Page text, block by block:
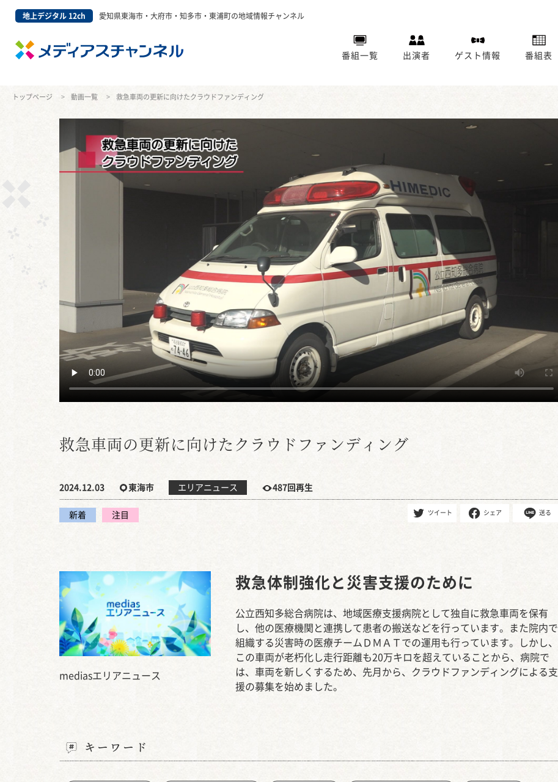
地上デジタル 12ch 愛知県東海市・大府市・知多市・東浦町の地域情報チャンネル
番組一覧 出演者 ゲスト情報 番組表
トップページ 動画一覧 救急車両の更新に向けたクラウドファンディング
救急車両の更新に向けたクラウドファンディング
2024.12.03 東海市 エリアニュース 487回再生
新着 注目 ツイート シェア 送る
mediasエリアニュース
救急体制強化と災害支援のために
公立西知多総合病院は、地域医療支援病院として独自に救急車両を保有
し、他の医療機関と連携して患者の搬送などを行っています。また院内で
組織する災害時の医療チームＤＭＡＴでの運用も行っています。しかし、
この車両が老朽化し走行距離も20万キロを超えていることから、病院で
は、車両を新しくするため、先月から、クラウドファンディングによる支
援の募集を始めました。
キーワード